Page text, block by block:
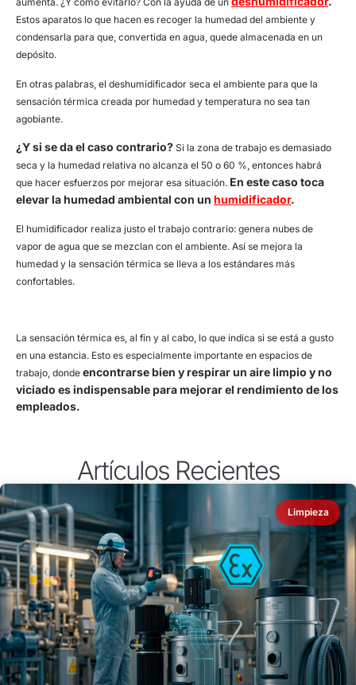
Estos aparatos lo que hacen es recoger la humedad del ambiente y
condensarla para que, convertida en agua, quede almacenada en un
depósito.
En otras palabras, el deshumidificador seca el ambiente para que la
sensación térmica creada por humedad y temperatura no sea tan
agobiante.
¿Y si se da el caso contrario? Si la zona de trabajo es demasiado
seca y la humedad relativa no alcanza el 50 o 60 %, entonces habrá
que hacer esfuerzos por mejorar esa situación. En este caso toca
elevar la humedad ambiental con un humidificador.
El humidificador realiza justo el trabajo contrario: genera nubes de
vapor de agua que se mezclan con el ambiente. Así se mejora la
humedad y la sensación térmica se lleva a los estándares más
confortables.
La sensación térmica es, al fin y al cabo, lo que indica si se está a gusto
en una estancia. Esto es especialmente importante en espacios de
trabajo, donde encontrarse bien y respirar un aire limpio y no
viciado es indispensable para mejorar el rendimiento de los
empleados.
Artículos Recientes
Limpieza